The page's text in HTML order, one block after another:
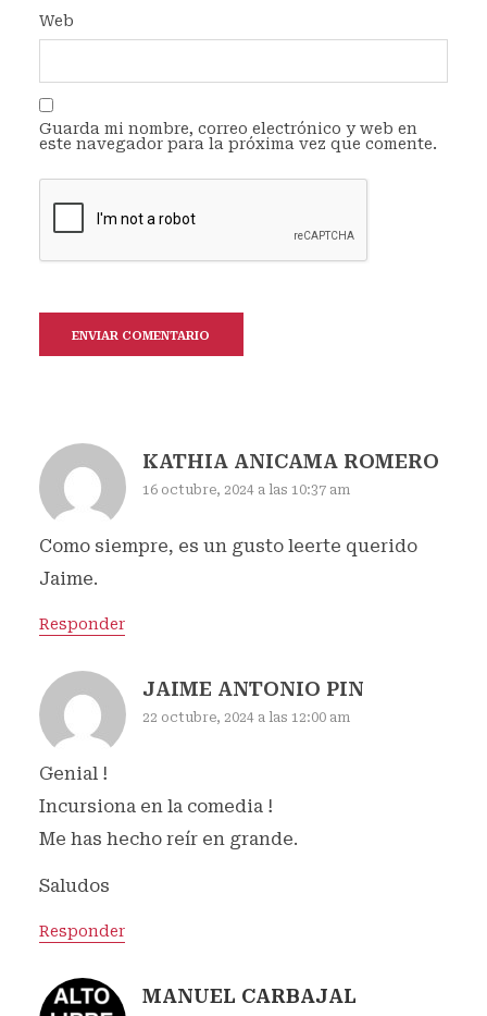
Web
Guarda mi nombre, correo electrónico y web en
este navegador para la próxima vez que comente.
KATHIA ANICAMA ROMERO
16 octubre, 2024 a las 10:37 am
Como siempre, es un gusto leerte querido
Jaime.
Responder
JAIME ANTONIO PIN
22 octubre, 2024 a las 12:00 am
Genial !
Incursiona en la comedia !
Me has hecho reír en grande.
Saludos
Responder
MANUEL CARBAJAL